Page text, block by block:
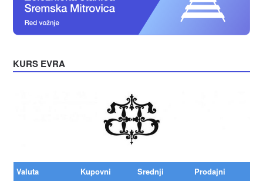
KURS EVRA
Valuta Kupovni Srednji Prodajni